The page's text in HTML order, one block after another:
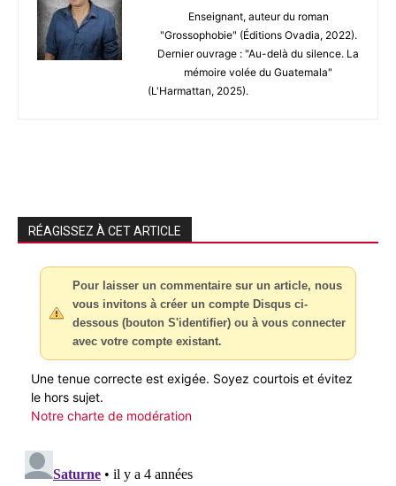
Enseignant, auteur du roman
"Grossophobie" (Éditions Ovadia, 2022).
Dernier ouvrage : "Au-delà du silence. La
mémoire volée du Guatemala"
(L'Harmattan, 2025).
RÉAGISSEZ À CET ARTICLE
Pour laisser un commentaire sur un article, nous
vous invitons à créer un compte Disqus ci-
dessous (bouton S'identifier) ou à vous connecter
avec votre compte existant.
Une tenue correcte est exigée. Soyez courtois et évitez
le hors sujet.
Notre charte de modération